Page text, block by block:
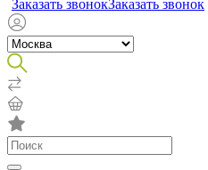
Заказать звонокЗаказать звонок